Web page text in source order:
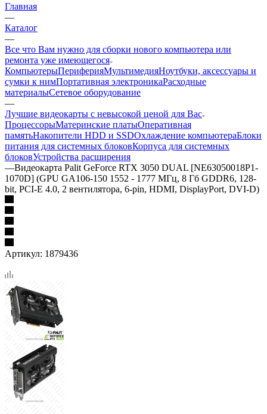
Главная
—
Каталог
—
Все что Вам нужно для сборки нового компьютера или
ремонта уже имеющегося
КомпьютерыПериферияМультимедияНоутбуки, аксессуары и
сумки к нимПортативная электроникаРасходные
материалыСетевое оборудование
—
Лучшие видеокарты с невысокой ценой для Вас
ПроцессорыМатеринские платыОперативная
памятьНакопители HDD и SSDОхлаждение компьютераБлоки
питания для системных блоковКорпуса для системных
блоковУстройства расширения
—Видеокарта Palit GeForce RTX 3050 DUAL [NE63050018P1-
1070D] (GPU GA106-150 1552 - 1777 МГц, 8 Гб GDDR6, 128-
bit, PCI-E 4.0, 2 вентилятора, 6-pin, HDMI, DisplayPort, DVI-D)
Артикул: 1879436